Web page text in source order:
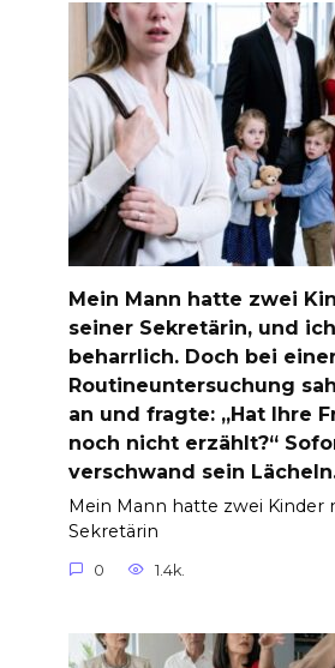
Mein Mann hatte zwei
seiner Sekretärin, und
beharrlich. Doch bei
Routineuntersuchung
an und fragte: „Hat Ihre
noch nicht erzählt?“
verschwand sein
Mein Mann hatte zwei Kinder
Sekretärin
0 1.4k.